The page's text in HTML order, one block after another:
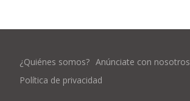
¿Quiénes somos? Anúnciate con nosotros
Política de privacidad